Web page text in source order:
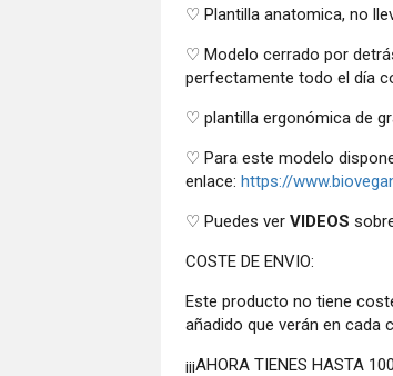
♡ Plantilla anatomica, no
♡ Modelo cerrado por
perfectamente todo el día
♡ plantilla ergonómica de
♡ Para este modelo
enlace:https://
♡ Puedes verVIDEOS
COSTE DE ENVIO:
Este producto no tiene
añadido que verán en cada
¡¡¡AHORA TIENES HASTA